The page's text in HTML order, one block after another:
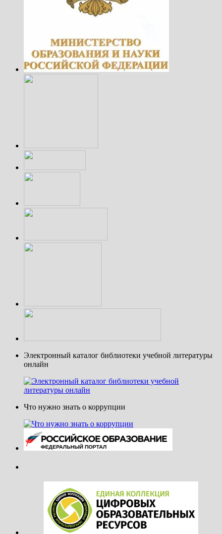
Электронный каталог библиотеки учебной литературы
онлайн
Что нужно знать о коррупции